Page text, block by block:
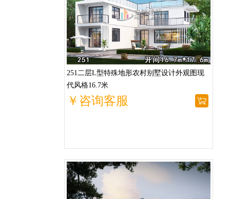
251二层L型特殊地形农村别墅设计外观图现
代风格16.7米
￥咨询客服